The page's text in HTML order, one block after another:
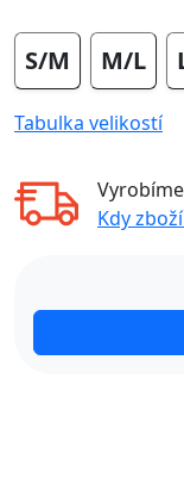
S/M M/L
Tabulka velikostí
Kdy